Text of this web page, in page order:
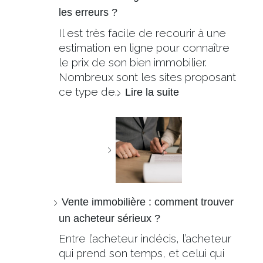
les erreurs ?
Il est très facile de recourir à une
estimation en ligne pour connaître
le prix de son bien immobilier.
Nombreux sont les sites proposant
ce type de… Lire la suite
Vente immobilière : comment trouver
un acheteur sérieux ?
Entre l’acheteur indécis, l’acheteur
qui prend son temps, et celui qui